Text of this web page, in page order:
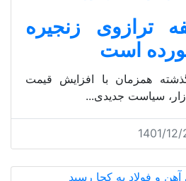
ترازوی زنجیره
است
همزمان با افزایش قیمت
سیاست جدیدی...
1401/12/